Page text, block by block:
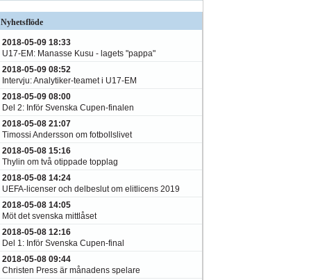
Nyhetsflöde
2018-05-09 18:33
U17-EM: Manasse Kusu - lagets "pappa"
2018-05-09 08:52
Intervju: Analytiker-teamet i U17-EM
2018-05-09 08:00
Del 2: Inför Svenska Cupen-finalen
2018-05-08 21:07
Timossi Andersson om fotbollslivet
2018-05-08 15:16
Thylin om två otippade topplag
2018-05-08 14:24
UEFA-licenser och delbeslut om elitlicens 2019
2018-05-08 14:05
Möt det svenska mittlåset
2018-05-08 12:16
Del 1: Inför Svenska Cupen-final
2018-05-08 09:44
Christen Press är månadens spelare